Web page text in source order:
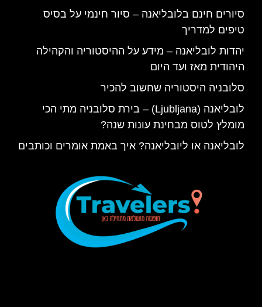
סיורים חינם בלובליאנה – סיור חינמי על בסיס
טיפים למדריך
יהדות לובליאנה – מידע על ההיסטוריה והקהילה
היהודית מאז ועד היום
סלובניה היסטוריה שחשוב להכיר
לובליאנה (Ljubljana) – בירת סלובניה מתי הכי
מומלץ לטוס מבחינת עונות שנה?
לובליאנה או ליובליאנה? איך באמת אומרים וכותבים